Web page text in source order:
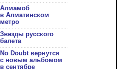
Алмамоб
в Алматинском
метро
Звезды русского
балета
No Doubt вернутся
с новым альбомом
в сентябре